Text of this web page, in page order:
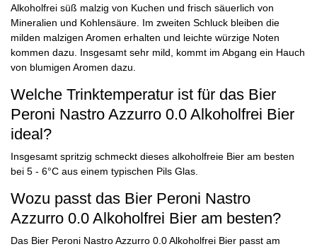
Alkoholfrei süß malzig von Kuchen und frisch säuerlich von
Mineralien und Kohlensäure. Im zweiten Schluck bleiben die
milden malzigen Aromen erhalten und leichte würzige Noten
kommen dazu. Insgesamt sehr mild, kommt im Abgang ein Hauch
von blumigen Aromen dazu.
Welche Trinktemperatur ist für das Bier
Peroni Nastro Azzurro 0.0 Alkoholfrei Bier
ideal?
Insgesamt spritzig schmeckt dieses alkoholfreie Bier am besten
bei 5 - 6°C aus einem typischen Pils Glas.
Wozu passt das Bier Peroni Nastro
Azzurro 0.0 Alkoholfrei Bier am besten?
Das Bier Peroni Nastro Azzurro 0.0 Alkoholfrei Bier passt am